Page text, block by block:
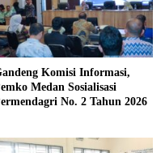
Komisi Informasi,
Medan Sosialisasi
No. 2 Tahun 2026